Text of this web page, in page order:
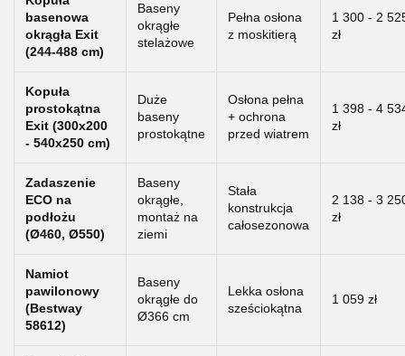
basenowa
okrągła Exit
(244-488 cm)
Baseny
okrągłe
stelażowe
Pełna osłona
z moskitierą
1 300 - 2
zł
Kopuła
prostokątna
Exit (300x200
- 540x250 cm)
Duże
baseny
prostokątne
Osłona pełna
+ ochrona
przed wiatrem
1 398 - 4
zł
Zadaszenie
ECO na
podłożu
(Ø460, Ø550)
Baseny
okrągłe,
montaż na
ziemi
Stała
konstrukcja
całosezonowa
2 138 - 3
zł
Namiot
pawilonowy
(Bestway
58612)
Baseny
okrągłe do
Ø366 cm
Lekka osłona
sześciokątna
1 059 zł